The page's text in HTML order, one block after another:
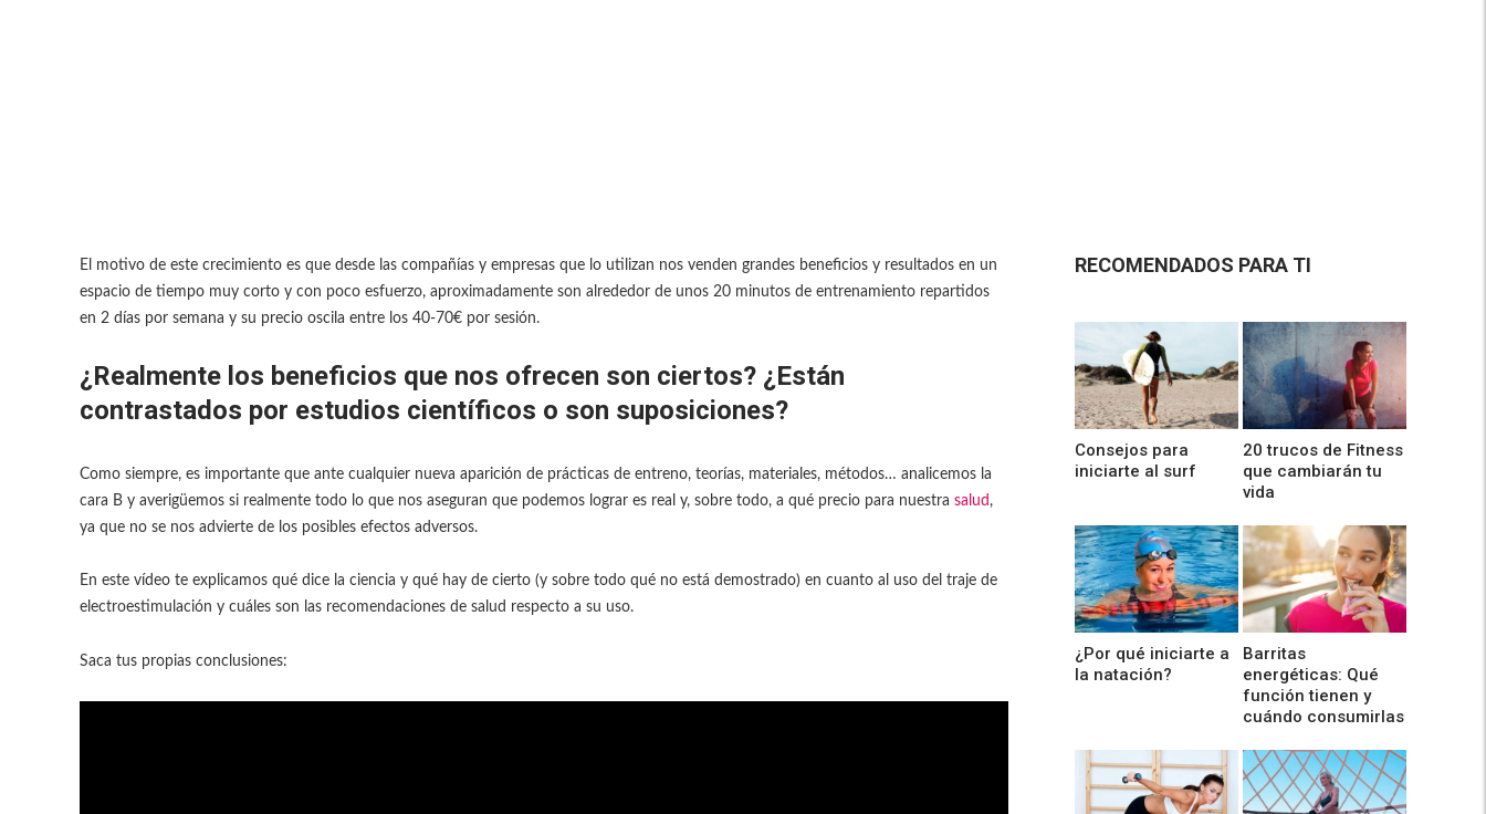
El motivo de este crecimiento es que desde las compañías y empresas que lo utilizan nos venden grandes beneficios y resultados en un
espacio de tiempo muy corto y con poco esfuerzo, aproximadamente son alrededor de unos 20 minutos de entrenamiento repartidos
en 2 días por semana y su precio oscila entre los 40-70€ por sesión.
¿Realmente los beneficios que nos ofrecen son ciertos? ¿Están
contrastados por estudios científicos o son suposiciones?
Como siempre, es importante que ante cualquier nueva aparición de prácticas de entreno, teorías, materiales, métodos… analicemos la
cara B y averigüemos si realmente todo lo que nos aseguran que podemos lograr es real y, sobre todo, a qué precio para nuestra salud ,
ya que no se nos advierte de los posibles efectos adversos.
En este vídeo te explicamos qué dice la ciencia y qué hay de cierto (y sobre todo qué no está demostrado) en cuanto al uso del traje de
electroestimulación y cuáles son las recomendaciones de salud respecto a su uso.
Saca tus propias conclusiones:
RECOMENDADOS PARA TI
Consejos para
iniciarte al surf
20 trucos de Fitness
que cambiarán tu
vida
¿Por qué iniciarte a
la natación?
Barritas
energéticas: Qué
función tienen y
cuándo consumirlas